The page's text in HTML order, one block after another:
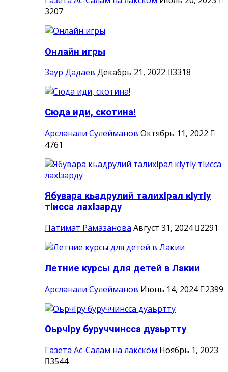
3207
Онлайн игры
Заур Дадаев Декабрь 21, 2022 3318
Сюда иди, скотина!
Арсланали Сулейманов Октябрь 11, 2022
4761
Ябувара кьадрулий талихlрал кlутlу
тlисса лахlзарду
Патимат Рамазанова Август 31, 2024 2291
Летние курсы для детей в Лакии
Арсланали Сулейманов Июнь 14, 2024 2399
ОьрчIру буруччинсса дуаьртту
Газета Ас-Салам на лакском Ноябрь 1, 2023
3544